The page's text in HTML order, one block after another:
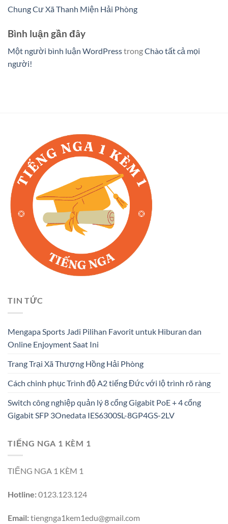
Chung Cư Xã Thanh Miện Hải Phòng
Bình luận gần đây
Một người bình luận WordPresstrongChào tất cả mọi
người!
TIN TỨC
Mengapa Sports Jadi Pilihan Favorit untuk Hiburan dan
Online Enjoyment Saat Ini
Trang Trại Xã Thượng Hồng Hải Phòng
Cách chinh phục Trình độ A2 tiếng Đức với lộ trình rõ ràng
Switch công nghiệp quản lý 8 cổng Gigabit PoE + 4 cổng
Gigabit SFP 3Onedata IES6300SL-8GP4GS-2LV
TIẾNG NGA 1 KÈM 1
TIẾNG NGA 1 KÈM 1
Hotline:0123.123.124
Email:tiengnga1kem1edu@gmail.com